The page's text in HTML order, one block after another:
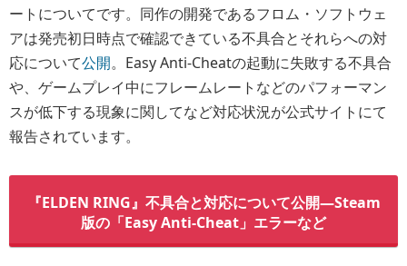
ートについてです。同作の開発であるフロム・ソフトウェ
アは発売初日時点で確認できている不具合とそれらへの対
応について公開。Easy Anti-Cheatの起動に失敗する不具合
や、ゲームプレイ中にフレームレートなどのパフォーマン
スが低下する現象に関してなど対応状況が公式サイトにて
報告されています。
『ELDEN RING』不具合と対応について公開―Steam
版の「Easy Anti-Cheat」エラーなど